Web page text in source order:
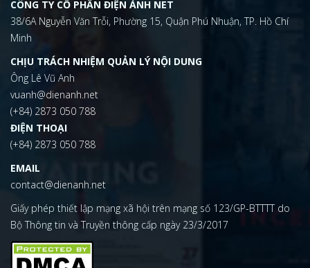
CÔNG TY CỔ PHẦN ĐIỆN ẢNH NET
38/6A Nguyễn Văn Trỗi, Phường 15, Quận Phú Nhuận, TP. Hồ Chí
Minh
CHỊU TRÁCH NHIỆM QUẢN LÝ NỘI DUNG
Ông Lê Vũ Anh
vuanh@dienanh.net
(+84) 2873 050 788
ĐIỆN THOẠI
(+84) 2873 050 788
EMAIL
contact@dienanh.net
Giấy phép thiết lập mạng xã hội trên mạng số 123/GP-BTTTT do
Bộ Thông tin và Truyền thông cấp ngày 23/3/2017